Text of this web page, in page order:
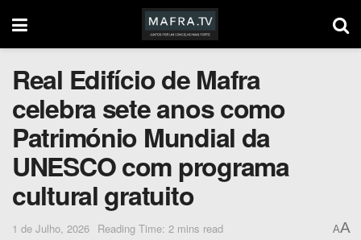
Real Edifício de Mafra
celebra sete anos como
Património Mundial da
UNESCO com programa
cultural gratuito
1 de Julho, 2026 Reading Time: 2 mins read AA